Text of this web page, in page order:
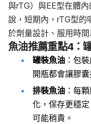
與rTG）與EE型在體
說，短期內，rTG型的
於劑量設計、服用時
魚油推薦重點4：
罐裝魚油 ：包
開瓶都會讓膠
排裝魚油 ：每
化，保存更穩
可能稍貴。